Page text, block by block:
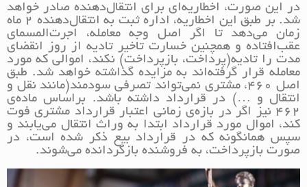
در این صورت، اخطاریه‌ای برای انتقال‌دهنده صادر خواهد
شد. بر طبق این اخطاریه، اداره ثبت به انتقال‌دهنده 2 ماه
زمان می‌دهد تا اگر اصل وجه معامله، اجرت‌المسمای
عقب‌افتاده و همچنین خسارت تاخیر تادیه از روز انقضای
مدت را تادیه(پرداخت، بازپرداخت) نکند، اموالی که مورد
معامله قرار گرفته‌اند به مزایده گذاشته خواهد ‌شد. طبق
اصل 460، مشتری نمی‌تواند تصرفی سودمند(مانند نقل و
انتقال و …) در قرارداد داشته باشد. براساس ماده‌ی
462 نیز اگر در بازه‌ی زمانی اعتبار قرارداد مشتری فوت
کند، اموال مورد قرارداد ابتدا به وراث انتقال می‌یابند و
سپس همانگونه که در قرارداد بیع ذکر شده است، در
صورت بازپرداخت، به فروشنده بازگردانده می‌شوند.